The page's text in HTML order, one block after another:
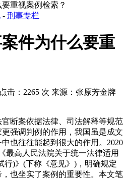
- 刑事专栏
件为什么要重
点击：2265 次 来源：张原芳金牌
案依据法律、司法解释等规范
强调判例的作用，我国虽是成文
也往往能起到很大的作用。2020
最高人民法院关于统一法律适用
行)》(下称《意见》)，明确规定
也坐实了案例的重要性。本文笔